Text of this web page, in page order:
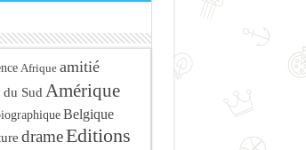
Afrique amitié
Sud Amérique
Belgique
drameEditions